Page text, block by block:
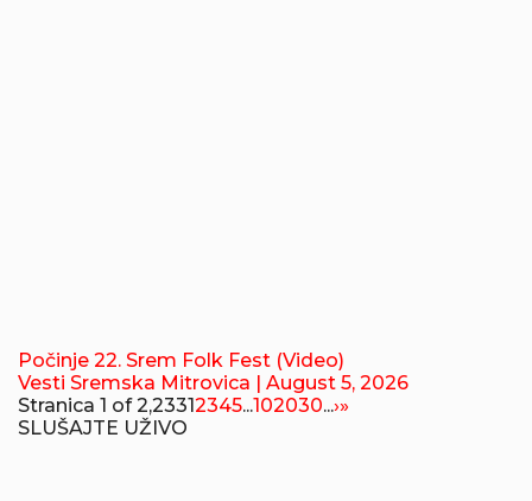
Počinje 22. Srem Folk Fest (Video)
Vesti Sremska Mitrovica | August 5, 2026
Stranica 1 of 2,23312345...102030...›»
SLUŠAJTE UŽIVO